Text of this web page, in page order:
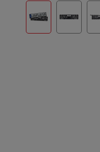
Bildergalerie überspringen